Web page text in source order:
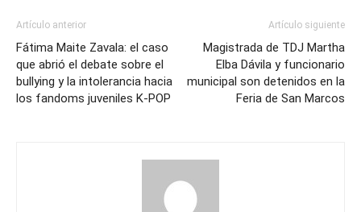
Artículo anterior
Fátima Maite Zavala: el caso
que abrió el debate sobre el
bullying y la intolerancia hacia
los fandoms juveniles K-POP
Artículo siguiente
Magistrada de TDJ Martha
Elba Dávila y funcionario
municipal son detenidos en la
Feria de San Marcos